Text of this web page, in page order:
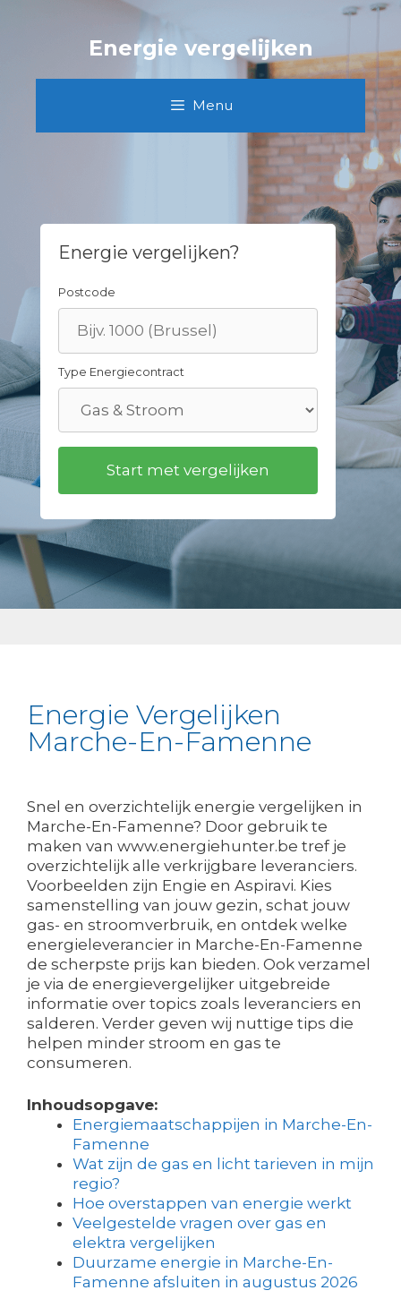
Energie vergelijken
Menu
Energie vergelijken?
Postcode
Type Energiecontract
Energie Vergelijken
Marche-En-Famenne
Snel en overzichtelijk energie vergelijken in
Marche-En-Famenne? Door gebruik te
maken van www.energiehunter.be tref je
overzichtelijk alle verkrijgbare leveranciers.
Voorbeelden zijn Engie en Aspiravi. Kies
samenstelling van jouw gezin, schat jouw
gas- en stroomverbruik, en ontdek welke
energieleverancier in Marche-En-Famenne
de scherpste prijs kan bieden. Ook verzamel
je via de energievergelijker uitgebreide
informatie over topics zoals leveranciers en
salderen. Verder geven wij nuttige tips die
helpen minder stroom en gas te
consumeren.
Inhoudsopgave:
Energiemaatschappijen in Marche-En-
Famenne
Wat zijn de gas en licht tarieven in mijn
regio?
Hoe overstappen van energie werkt
Veelgestelde vragen over gas en
elektra vergelijken
Duurzame energie in Marche-En-
Famenne afsluiten in augustus 2026